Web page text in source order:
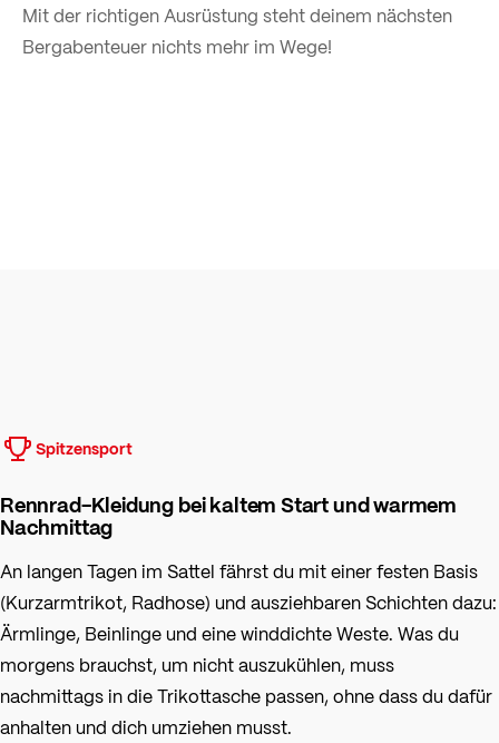
Mit der richtigen Ausrüstung steht deinem nächsten
Bergabenteuer nichts mehr im Wege!
Spitzensport
Rennrad-Kleidung bei kaltem Start und warmem
Nachmittag
An langen Tagen im Sattel fährst du mit einer festen Basis
(Kurzarmtrikot, Radhose) und ausziehbaren Schichten dazu:
Ärmlinge, Beinlinge und eine winddichte Weste. Was du
morgens brauchst, um nicht auszukühlen, muss
nachmittags in die Trikottasche passen, ohne dass du dafür
anhalten und dich umziehen musst.